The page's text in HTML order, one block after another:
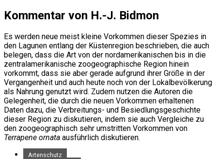
Kommentar von H.-J. Bidmon
Es werden neue meist kleine Vorkommen dieser Spezies in
den Lagunen entlang der Küstenregion beschrieben, die auch
belegen, dass die Art von der nordamerikanischen bis in die
zentralamerikanische zoogeographische Region hinein
vorkommt, dass sie aber gerade aufgrund ihrer Größe in der
Vergangenheit und auch heute noch von der Lokalbevölkerung
als Nahrung genutzt wird. Zudem nutzen die Autoren die
Gelegenheit, die durch die neuen Vorkommen erhaltenen
Daten dazu, die Verbreitungs- und Besiedlungsgeschichte
dieser Region zu diskutieren, indem sie auch Vergleiche zu
den zoogeographisch sehr umstritten Vorkommen von
Terrapene ornata ausführlich diskutieren.
Artenschutz